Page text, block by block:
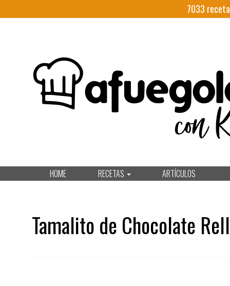
7033
HOME RECETAS ARTÍCULOS
Tamalito de Chocolate